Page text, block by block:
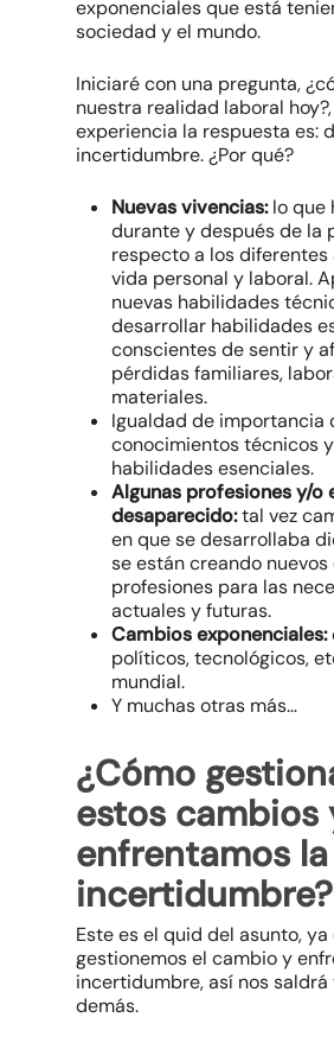
exponenciales que está
sociedad y el mundo.
Iniciaré con una pregunta,
nuestra realidad laboral
experiencia la respuesta es:
incertidumbre. ¿Por qué?
Nuevas vivencias:lo que
durante y después de la
respecto a los
vida personal y laboral.
nuevas habilidades
desarrollar habilidades
conscientes de sentir y
pérdidas familiares,
materiales.
Igualdad de importancia
conocimientos técnicos
habilidades esenciales.
Algunas profesiones y/o
desaparecido:tal vez
en que se desarrollaba
se están creando
profesiones para las
actuales y futuras.
Cambios exponenciales:
políticos, tecnológicos,
mundial.
Y muchas otras más…
¿Cómo
estos cambios
enfrentamos la
incertidumbre?
Este es el quid del asunto,
gestionemos el cambio y
incertidumbre, así nos
demás.